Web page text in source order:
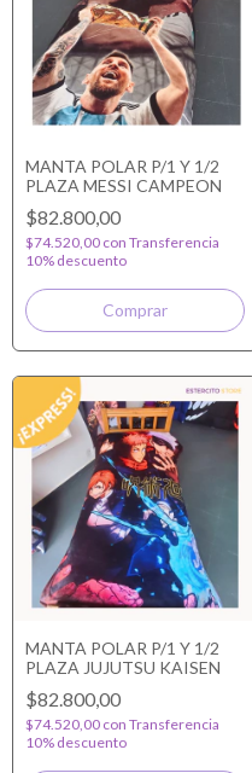
MANTA POLAR P/1 Y 1/2
PLAZA MESSI CAMPEON
$82.800,00
$74.520,00 con Transferencia
10% descuento
MANTA POLAR P/1 Y 1/2
PLAZA JUJUTSU KAISEN
$82.800,00
$74.520,00 con Transferencia
10% descuento